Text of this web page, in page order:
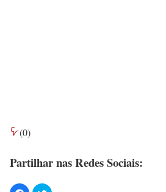
(0)
Partilhar nas Redes Sociais: